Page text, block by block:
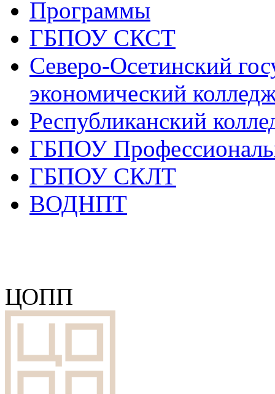
Программы
ГБПОУ СКСТ
Северо-Осетинский
экономический
Республиканский
ГБПОУ
ГБПОУ СКЛТ
ВОДНПТ
ЦОПП